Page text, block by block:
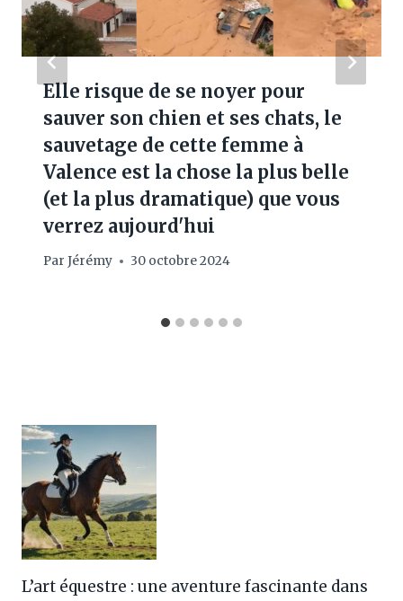
Elle risque de se noyer pour
sauver son chien et ses chats, le
sauvetage de cette femme à
Valence est la chose la plus belle
(et la plus dramatique) que vous
verrez aujourd'hui
Par Jérémy 30 octobre 2024
L’art équestre : une aventure fascinante dans